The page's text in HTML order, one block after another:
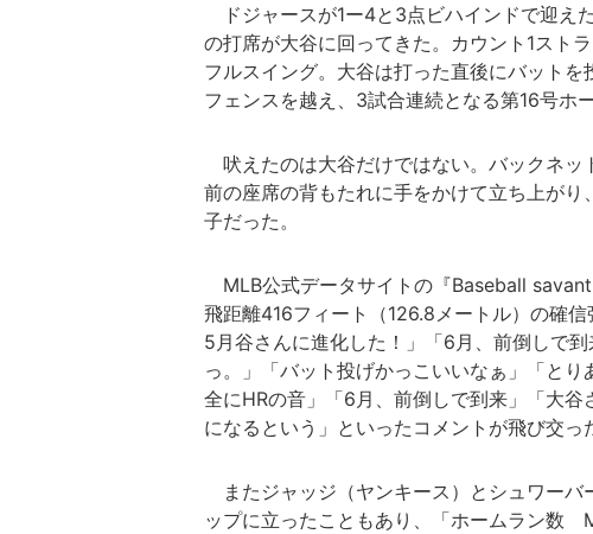
ドジャースが1ー4と3点ビハインドで迎え
の打席が大谷に回ってきた。カウント1スト
フルスイング。大谷は打った直後にバット
フェンスを越え、3試合連続となる第16号ホ
吠えたのは大谷だけではない。バックネッ
前の座席の背もたれに手をかけて立ち上が
子だった。
MLB公式データサイトの『Baseball savant
飛距離416フィート（126.8メートル）の確信
5月谷さんに進化した！」「6月、前倒しで
っ。」「バット投げかっこいいなぁ」「と
全にHRの音」「6月、前倒しで到来」「大
になるという」といったコメントが飛び交っ
またジャッジ（ヤンキース）とシュワーバ
ップに立ったこともあり、「ホームラン数